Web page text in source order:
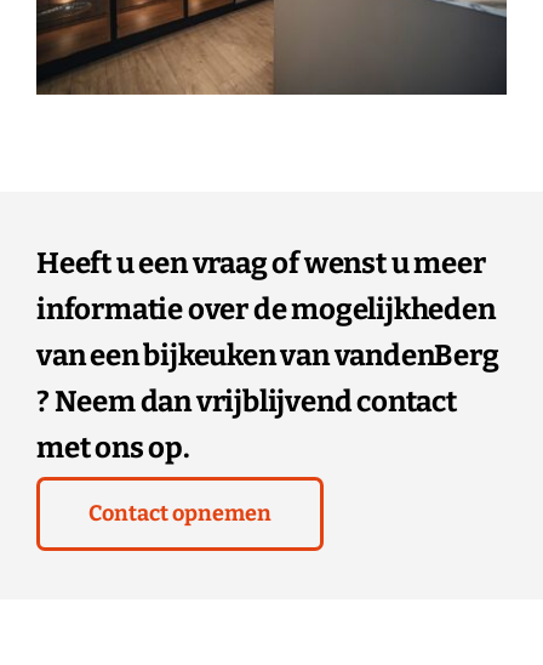
Heeft u een vraag of wenst u meer
informatie over de mogelijkheden
van een bijkeuken van vandenBerg
? Neem dan vrijblijvend contact
met ons op.
Contact opnemen